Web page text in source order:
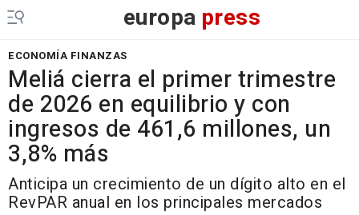
europa press
ECONOMÍA FINANZAS
Meliá cierra el primer trimestre
de 2026 en equilibrio y con
ingresos de 461,6 millones, un
3,8% más
Anticipa un crecimiento de un dígito alto en el
RevPAR anual en los principales mercados